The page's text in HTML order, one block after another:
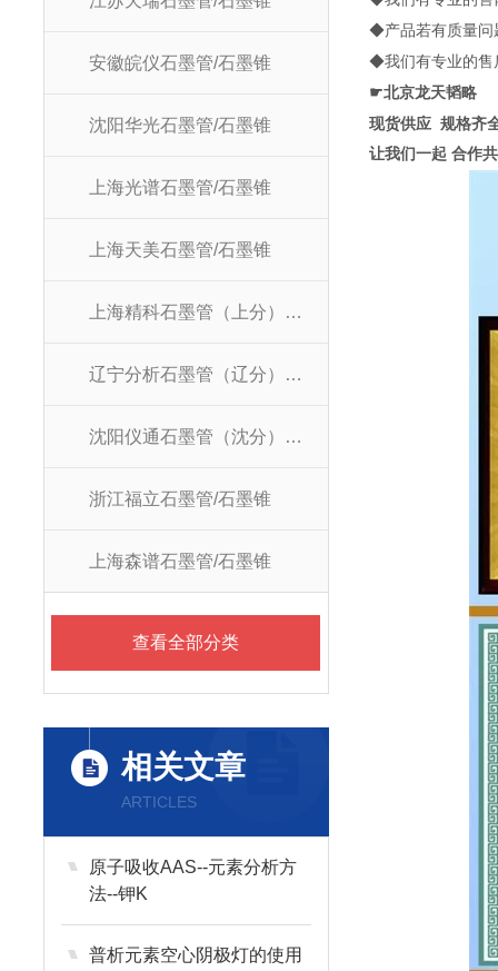
安徽皖仪石墨管/石墨锥
沈阳华光石墨管/石墨锥
上海光谱石墨管/石墨锥
上海天美石墨管/石墨锥
上海精科石墨管（上分）/石墨锥
辽宁分析石墨管（辽分）/石墨锥
沈阳仪通石墨管（沈分）/石墨锥
浙江福立石墨管/石墨锥
上海森谱石墨管/石墨锥
查看全部分类
相关文章
ARTICLES
原子吸收AAS--元素分析方
法--钾K
普析元素空心阴极灯的使用
◆产品若有质量
◆我们有专业的
☛北京龙天韬略
现货供应 规格齐
让我们一起 合作